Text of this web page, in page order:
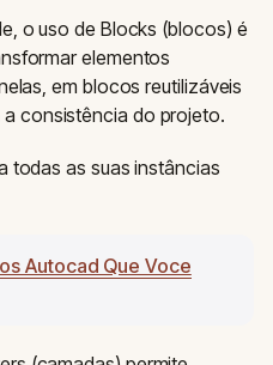
o uso de Blocks (blocos) é
elementos
em blocos reutilizáveis
consistência do projeto.
todas as suas instâncias
Autocad Que Voce